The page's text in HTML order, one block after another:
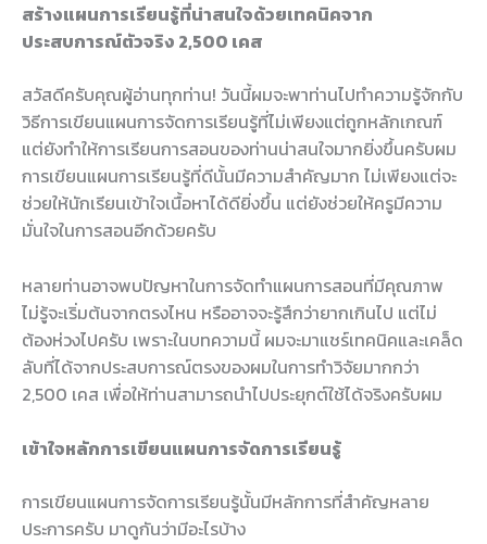
สร้างแผนการเรียนรู้ที่น่าสนใจด้วยเทคนิคจาก
ประสบการณ์ตัวจริง 2,500 เคส
สวัสดีครับคุณผู้อ่านทุกท่าน! วันนี้ผมจะพาท่านไปทำความรู้จักกับ
วิธีการเขียนแผนการจัดการเรียนรู้ที่ไม่เพียงแต่ถูกหลักเกณฑ์
แต่ยังทำให้การเรียนการสอนของท่านน่าสนใจมากยิ่งขึ้นครับผม
การเขียนแผนการเรียนรู้ที่ดีนั้นมีความสำคัญมาก ไม่เพียงแต่จะ
ช่วยให้นักเรียนเข้าใจเนื้อหาได้ดียิ่งขึ้น แต่ยังช่วยให้ครูมีความ
มั่นใจในการสอนอีกด้วยครับ
หลายท่านอาจพบปัญหาในการจัดทำแผนการสอนที่มีคุณภาพ
ไม่รู้จะเริ่มต้นจากตรงไหน หรืออาจจะรู้สึกว่ายากเกินไป แต่ไม่
ต้องห่วงไปครับ เพราะในบทความนี้ ผมจะมาแชร์เทคนิคและเคล็ด
ลับที่ได้จากประสบการณ์ตรงของผมในการทำวิจัยมากกว่า
2,500 เคส เพื่อให้ท่านสามารถนำไปประยุกต์ใช้ได้จริงครับผม
เข้าใจหลักการเขียนแผนการจัดการเรียนรู้
การเขียนแผนการจัดการเรียนรู้นั้นมีหลักการที่สำคัญหลาย
ประการครับ มาดูกันว่ามีอะไรบ้าง